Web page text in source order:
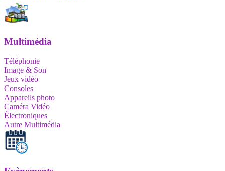
Multimédia
Téléphonie
Image & Son
Jeux vidéo
Consoles
Appareils photo
Caméra Vidéo
Électroniques
Autre Multimédia